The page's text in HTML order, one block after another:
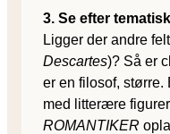
3. Se efter
Ligger der andre
Descartes)? Så er
er en filosof,
med litterære
ROMANTIKER